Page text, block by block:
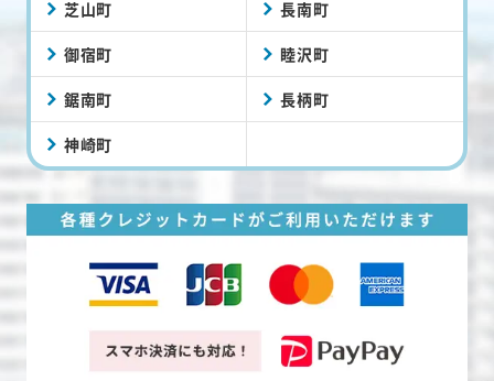
芝山町 長南町
御宿町 睦沢町
鋸南町 長柄町
神崎町